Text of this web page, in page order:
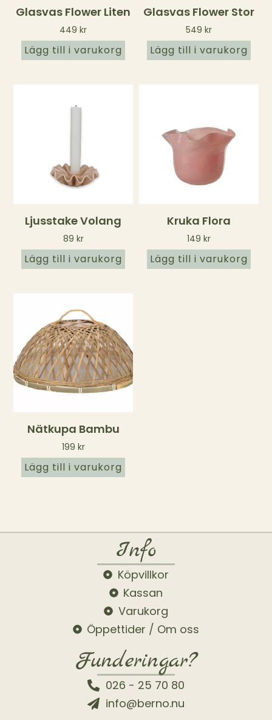
Glasvas Flower Liten
449kr
Lägg till i varukorg
Glasvas Flower Stor
549 kr
Lägg till i varukorg
Ljusstake Volang
89 kr
Lägg till i varukorg
Kruka Flora
149 kr
Lägg till i varukorg
Nätkupa Bambu
199 kr
Lägg till i varukorg
Info
Köpvillkor
Kassan
Varukorg
Öppettider / Om oss
Funderingar?
026 - 25 70 80
info@berno.nu